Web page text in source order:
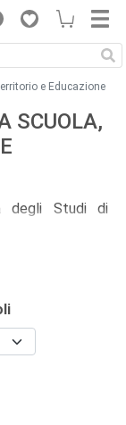
e Educazione
SCUOLA,
degli Studi di
Studi di Bari